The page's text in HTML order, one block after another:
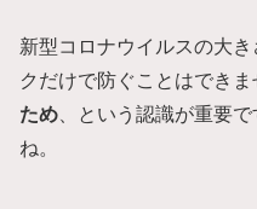
新型コロナウイルスの大
クだけで防ぐことはできま
ため 、という認識が重要
ね。